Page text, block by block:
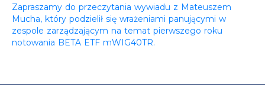
KONTAKT
Zapraszamy do przeczytania wywiadu z Mateuszem
Mucha, który podzielił się wrażeniami panującymi w
zespole zarządzającym na temat pierwszego roku
notowania BETA ETF mWIG40TR.